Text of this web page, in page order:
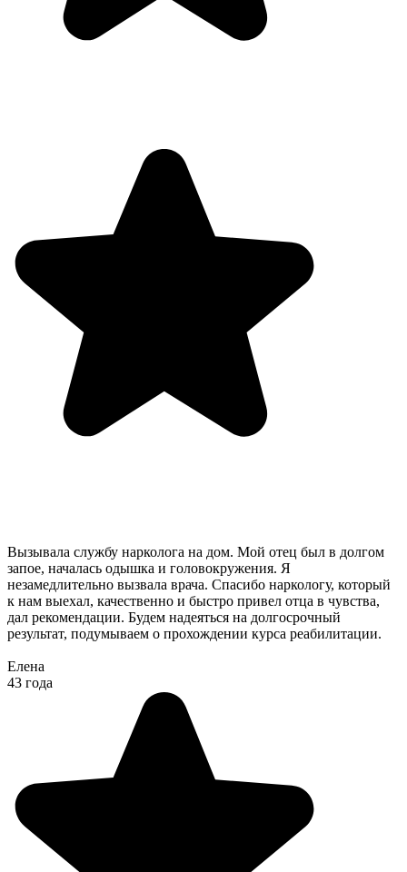
Вызывала службу нарколога на дом. Мой отец был в долгом
запое, началась одышка и головокружения. Я
незамедлительно вызвала врача. Спасибо наркологу, который
к нам выехал, качественно и быстро привел отца в чувства,
дал рекомендации. Будем надеяться на долгосрочный
результат, подумываем о прохождении курса реабилитации.
Елена
43 года